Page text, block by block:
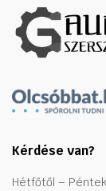
Kérdése van?
Hétfőtől –